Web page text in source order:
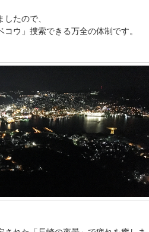
たので、
ウ」捜索できる万全の体制です。